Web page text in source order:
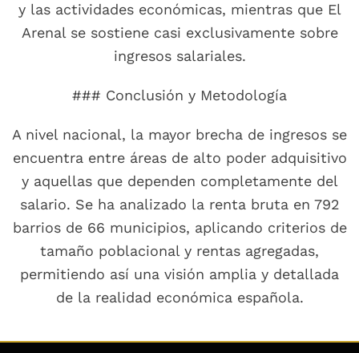
y las actividades económicas, mientras que El
Arenal se sostiene casi exclusivamente sobre
ingresos salariales.
### Conclusión y Metodología
A nivel nacional, la mayor brecha de ingresos se
encuentra entre áreas de alto poder adquisitivo
y aquellas que dependen completamente del
salario. Se ha analizado la renta bruta en 792
barrios de 66 municipios, aplicando criterios de
tamaño poblacional y rentas agregadas,
permitiendo así una visión amplia y detallada
de la realidad económica española.